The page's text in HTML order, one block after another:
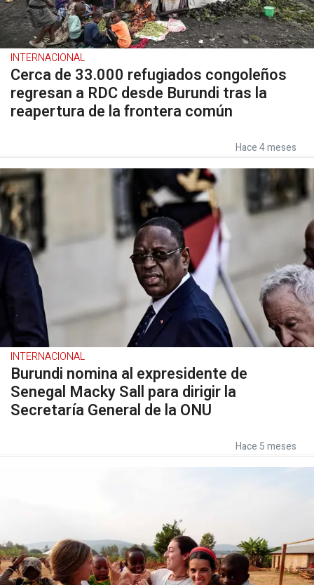
INTERNACIONAL
Cerca de 33.000 refugiados congoleños
regresan a RDC desde Burundi tras la
reapertura de la frontera común
Hace 4 meses
INTERNACIONAL
Burundi nomina al expresidente de
Senegal Macky Sall para dirigir la
Secretaría General de la ONU
Hace 5 meses